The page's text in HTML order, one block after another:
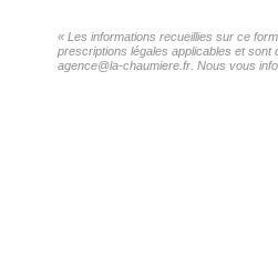
« Les informations recueillies sur ce
prescriptions légales applicables et
agence@la-chaumiere.fr. Nous vous